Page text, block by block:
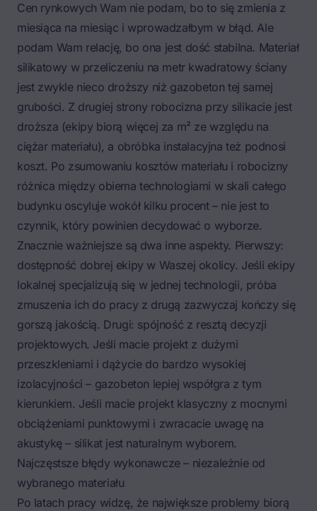
Cen rynkowych Wam nie podam, bo to się zmienia z
miesiąca na miesiąc i wprowadzałbym w błąd. Ale
podam Wam relację, bo ona jest dość stabilna. Materiał
silikatowy w przeliczeniu na metr kwadratowy ściany
jest zwykle nieco droższy niż gazobeton tej samej
grubości. Z drugiej strony robocizna przy silikacie jest
droższa (ekipy biorą więcej za m² ze względu na
ciężar materiału), a obróbka instalacyjna też podnosi
koszt. Po zsumowaniu kosztów materiału i robocizny
różnica między obiema technologiami w skali całego
budynku oscyluje wokół kilku procent – nie jest to
czynnik, który powinien decydować o wyborze.
Znacznie ważniejsze są dwa inne aspekty. Pierwszy:
dostępność dobrej ekipy w Waszej okolicy. Jeśli ekipy
lokalnej specjalizują się w jednej technologii, próba
zmuszenia ich do pracy z drugą zazwyczaj kończy się
gorszą jakością. Drugi: spójność z resztą decyzji
projektowych. Jeśli macie projekt z dużymi
przeszkleniami i dążycie do bardzo wysokiej
izolacyjności – gazobeton lepiej współgra z tym
kierunkiem. Jeśli macie projekt klasyczny z mocnymi
obciążeniami punktowymi i zwracacie uwagę na
akustykę – silikat jest naturalnym wyborem.
Najczęstsze błędy wykonawcze – niezależnie od
wybranego materiału
Po latach pracy widzę, że największe problemy biorą